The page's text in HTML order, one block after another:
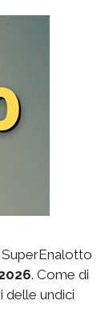
. Come di
delle undici